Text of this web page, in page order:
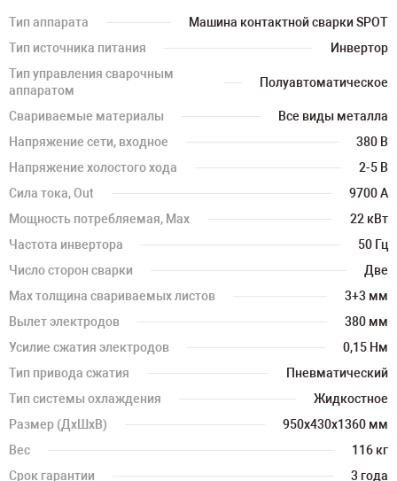
Тип аппарата
Машина контактной сварки SPOT
Тип источника питания
Инвертор
Тип управления сварочным
аппаратом
Полуавтоматическое
Свариваемые материалы
Все виды металла
Напряжение сети, входное
380 В
Напряжение холостого хода
2-5 В
Сила тока, Out
9700 А
Мощность потребляемая, Max
22 кВт
Частота инвертора
50 Гц
Число сторон сварки
Две
Max толщина свариваемых листов
3+3 мм
Вылет электродов
380 мм
Усилие сжатия электродов
0,15 Нм
Тип привода сжатия
Пневматический
Тип системы охлаждения
Жидкостное
Размер (ДхШхВ)
950х430х1360 мм
Вес
116 кг
Срок гарантии
3 года